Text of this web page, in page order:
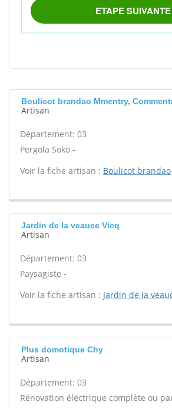
Boulicot brandao Mmentry,
Artisan
Département: 03
Pergola Soko -
Voir la fiche artisan : Boulicot brandao
Jardin de la veauce Vicq
Artisan
Département: 03
Paysagiste -
Voir la fiche artisan : Jardin de la
Plus domotique Chy
Artisan
Département: 03
Rénovation électrique complète ou